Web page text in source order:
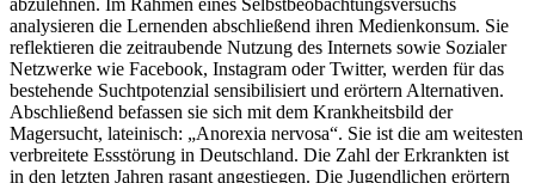
abzulehnen. Im Rahmen eines Selbstbeobachtungsversuchs
analysieren die Lernenden abschließend ihren Medienkonsum. Sie
reflektieren die zeitraubende Nutzung des Internets sowie Sozialer
Netzwerke wie Facebook, Instagram oder Twitter, werden für das
bestehende Suchtpotenzial sensibilisiert und erörtern Alternativen.
Abschließend befassen sie sich mit dem Krankheitsbild der
Magersucht, lateinisch: „Anorexia nervosa“. Sie ist die am weitesten
verbreitete Essstörung in Deutschland. Die Zahl der Erkrankten ist
in den letzten Jahren rasant angestiegen. Die Jugendlichen erörtern